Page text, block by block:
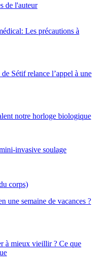
de l'auteur
Les précautions à
Sétif relance l’appel à une
notre horloge biologique
invasive soulage
corps)
une semaine de vacances ?
à mieux vieillir ? Ce que